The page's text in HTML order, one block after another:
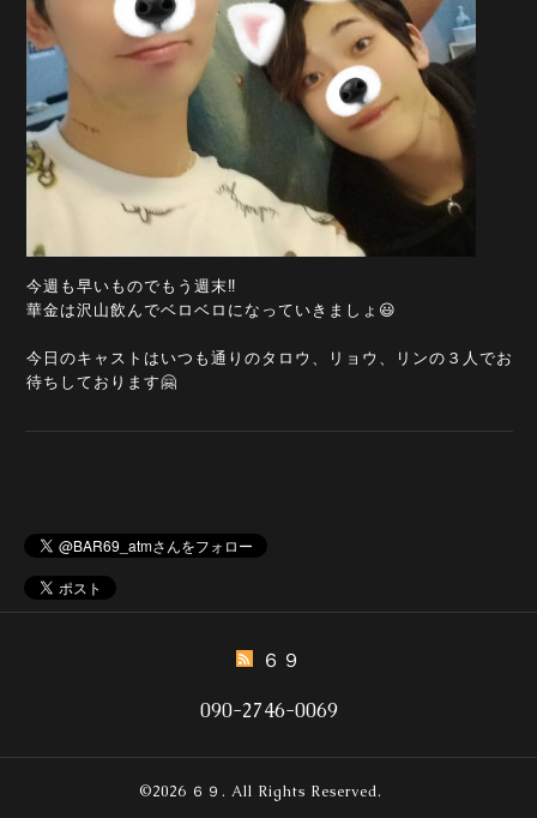
今週も早いものでもう週末‼️
華金は沢山飲んでベロベロになっていきましょ😃
今日のキャストはいつも通りのタロウ、リョウ、リンの３人でお
待ちしております🤗
６９
090-2746-0069
©2026 ６９ . All Rights Reserved.